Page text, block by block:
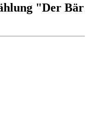
"Der Bär